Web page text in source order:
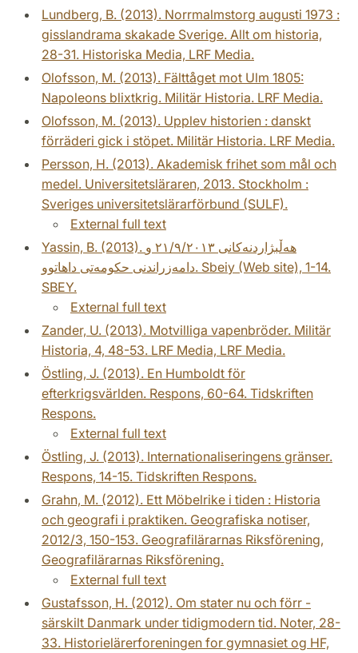
Lundberg, B. (2013). Norrmalmstorg augusti 1973 :
gisslandrama skakade Sverige. Allt om historia,
28-31. Historiska Media, LRF Media.
Olofsson, M. (2013). Fälttåget mot Ulm 1805:
Napoleons blixtkrig. Militär Historia. LRF Media.
Olofsson, M. (2013). Upplev historien : danskt
förräderi gick i stöpet. Militär Historia. LRF Media.
Persson, H. (2013). Akademisk frihet som mål och
medel. Universitetsläraren, 2013. Stockholm :
Sveriges universitetslärarförbund (SULF).
External full text
Yassin, B. (2013). هەڵبژاردنەکانی ٢١/٩/٢٠١٣ و
دامەزراندنی حکومەتی داهاتوو. Sbeiy (Web site), 1-14.
SBEY.
External full text
Zander, U. (2013). Motvilliga vapenbröder. Militär
Historia, 4, 48-53. LRF Media, LRF Media.
Östling, J. (2013). En Humboldt för
efterkrigsvärlden. Respons, 60-64. Tidskriften
Respons.
External full text
Östling, J. (2013). Internationaliseringens gränser.
Respons, 14-15. Tidskriften Respons.
Grahn, M. (2012). Ett Möbelrike i tiden : Historia
och geografi i praktiken. Geografiska notiser,
2012/3, 150-153. Geografilärarnas Riksförening,
Geografilärarnas Riksförening.
External full text
Gustafsson, H. (2012). Om stater nu och förr -
särskilt Danmark under tidigmodern tid. Noter, 28-
33. Historielärerforeningen for gymnasiet og HF,